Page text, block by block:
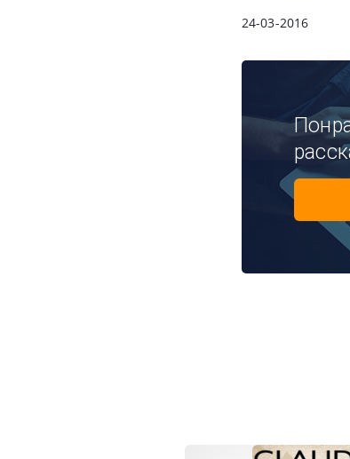
24-03-2016